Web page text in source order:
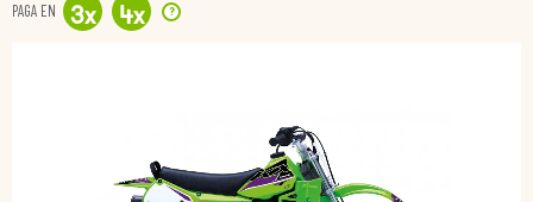
PAGA EN 3x 4x ?